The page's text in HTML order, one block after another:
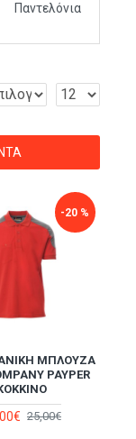
Παντελόνια
-20 %
ΜΠΛΟΎΖΑ
PAYPER
25,00€